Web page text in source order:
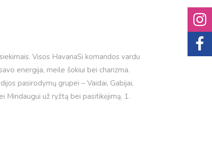
Visos HavanaSi komandos vardu
energija, meile šokiui bei charizma.
pasirodymų grupei – Vaidai, Gabijai,
Mindaugui už ryžtą bei pasitikėjimą. 1.